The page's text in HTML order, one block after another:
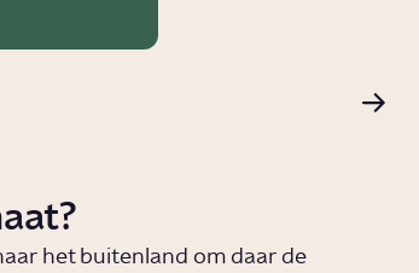
het buitenland om daar de